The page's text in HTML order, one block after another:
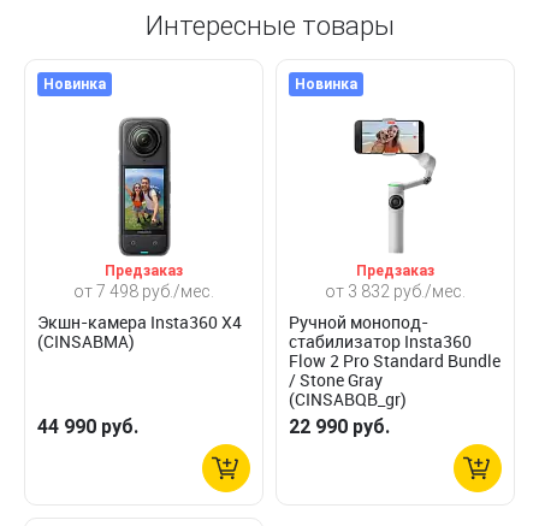
Интересные товары
от 7 498 руб./мес.
Новинка
Предзаказ
Экшн-камера Insta360 X4
(CINSABMA)
44 990 руб.
от 3 832 руб./мес.
Новинка
Предзаказ
Ручной монопод-
стабилизатор Insta360
Flow 2 Pro Standard Bundle
/ Stone Gray
(CINSABQB_gr)
22 990 руб.